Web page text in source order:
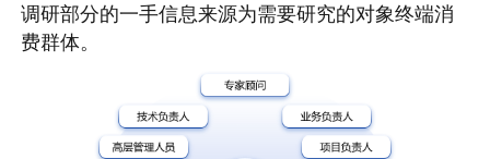
调研部分的一手信息来源为需要研究的对象终端消
费群体。